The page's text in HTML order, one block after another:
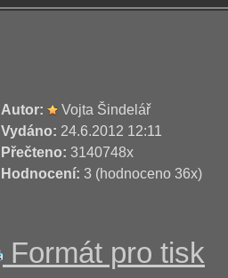
Autor:
Vojta Šindelář
Vydáno: 24.6.2012 12:11
Přečteno: 3140748x
Hodnocení: 3 (hodnoceno 36x)
Formát pro tisk